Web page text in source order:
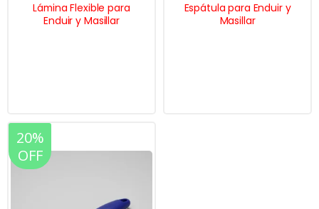
Lámina Flexible para
Enduir y Masillar
Espátula para Enduir y
Masillar
20%
OFF